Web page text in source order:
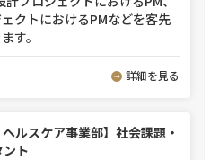
クトにおけるPMなどを客先
す。
詳細を見る
ルスケア事業部】社会課題・
ト